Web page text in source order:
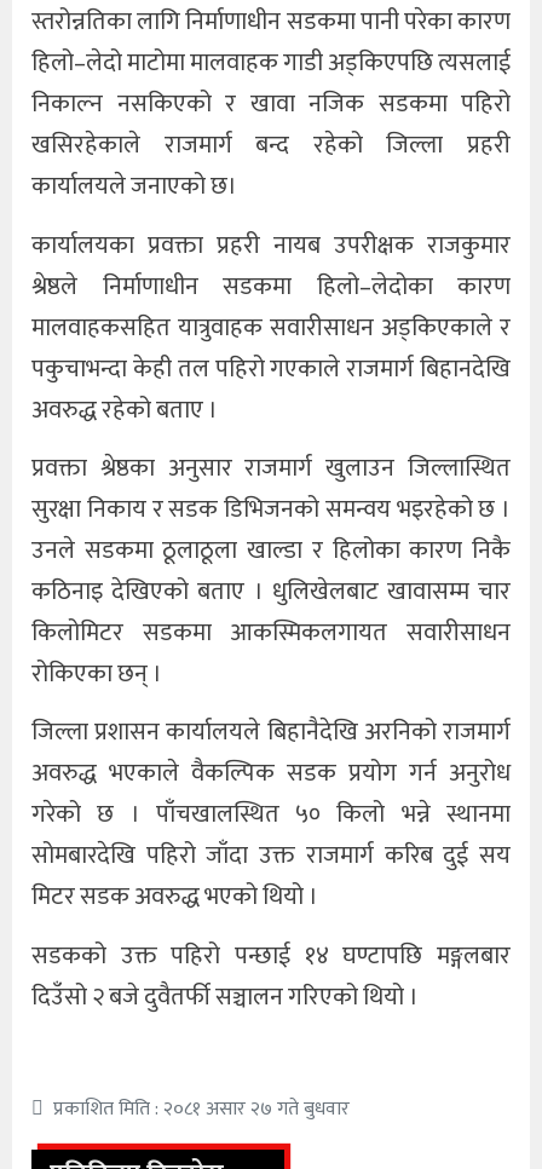
स्तरोन्नतिका लागि निर्माणाधीन सडकमा पानी परेका कारण
हिलो–लेदो माटोमा मालवाहक गाडी अड्किएपछि त्यसलाई
निकाल्न नसकिएको र खावा नजिक सडकमा पहिरो
खसिरहेकाले राजमार्ग बन्द रहेको जिल्ला प्रहरी
कार्यालयले जनाएको छ।
कार्यालयका प्रवक्ता प्रहरी नायब उपरीक्षक राजकुमार
श्रेष्ठले निर्माणाधीन सडकमा हिलो–लेदोका कारण
मालवाहकसहित यात्रुवाहक सवारीसाधन अड्किएकाले र
पकुचाभन्दा केही तल पहिरो गएकाले राजमार्ग बिहानदेखि
अवरुद्ध रहेको बताए ।
प्रवक्ता श्रेष्ठका अनुसार राजमार्ग खुलाउन जिल्लास्थित
सुरक्षा निकाय र सडक डिभिजनको समन्वय भइरहेको छ ।
उनले सडकमा ठूलाठूला खाल्डा र हिलोका कारण निकै
कठिनाइ देखिएको बताए । धुलिखेलबाट खावासम्म चार
किलोमिटर सडकमा आकस्मिकलगायत सवारीसाधन
रोकिएका छन् ।
जिल्ला प्रशासन कार्यालयले बिहानैदेखि अरनिको राजमार्ग
अवरुद्ध भएकाले वैकल्पिक सडक प्रयोग गर्न अनुरोध
गरेको छ । पाँचखालस्थित ५० किलो भन्ने स्थानमा
सोमबारदेखि पहिरो जाँदा उक्त राजमार्ग करिब दुई सय
मिटर सडक अवरुद्ध भएको थियो ।
सडकको उक्त पहिरो पन्छाई १४ घण्टापछि मङ्गलबार
दिउँसो २ बजे दुवैतर्फी सञ्चालन गरिएको थियो ।
प्रकाशित मिति : २०८१ असार २७ गते बुधवार